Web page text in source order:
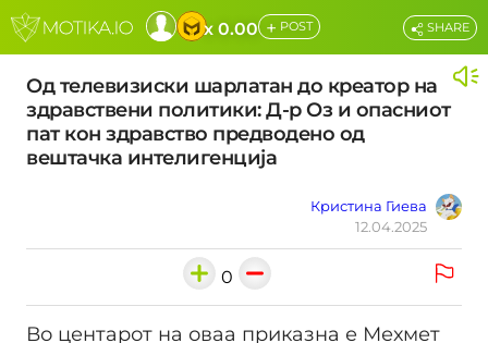
x 0.00 + POST
Од телевизиски шарлатан до креатор на
здравствени политики: Д-р Оз и опасниот
пат кон здравство предводено од
вештачка интелигенција
Кристина Гиева
12.04.2025
SHARE
0
Во центарот на оваа приказна е Мехмет